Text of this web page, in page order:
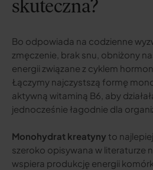
skuteczna?
Bo odpowiada na codzienne
zmęczenie, brak snu, obniżony
energii związane z cyklem
Łączymy najczystszą formę
aktywną witaminą B6, aby
jednocześnie łagodnie dla
Monohydrat kreatyny to
szeroko opisywana w literaturze
wspiera produkcję energii